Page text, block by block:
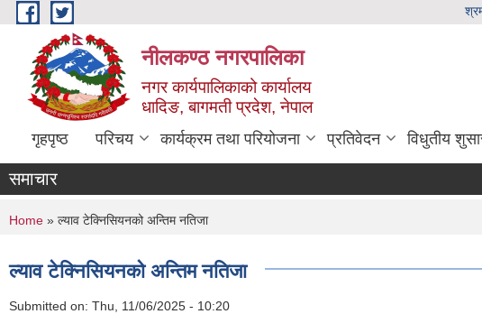
Skip to main content
नीलकण्ठ नगरपालिका
नगर कार्यपालिकाको कार्यालय
धादिङ, बागमती प्रदेश, नेपाल
गृहपृष्ठ परिचय कार्यक्रम तथा परियोजना प्रतिवेदन विधुतीय
समाचार
You are here
Home » ल्याव टेक्निसियनको अन्तिम नतिजा
ल्याव टेक्निसियनको अन्तिम नतिजा
Submitted on: Thu, 11/06/2025 - 10:20